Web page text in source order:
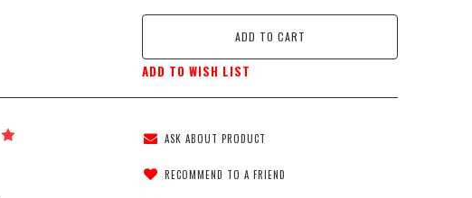
ADD TO CART
ADD TO WISH LIST
ASK ABOUT PRODUCT
RECOMMEND TO A FRIEND